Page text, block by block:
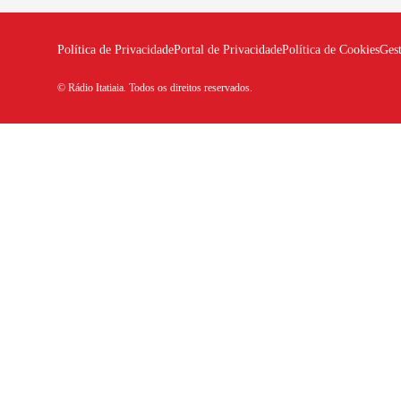
Política de PrivacidadePortal de PrivacidadePolítica de Cookies
© Rádio Itatiaia. Todos os direitos reservados.